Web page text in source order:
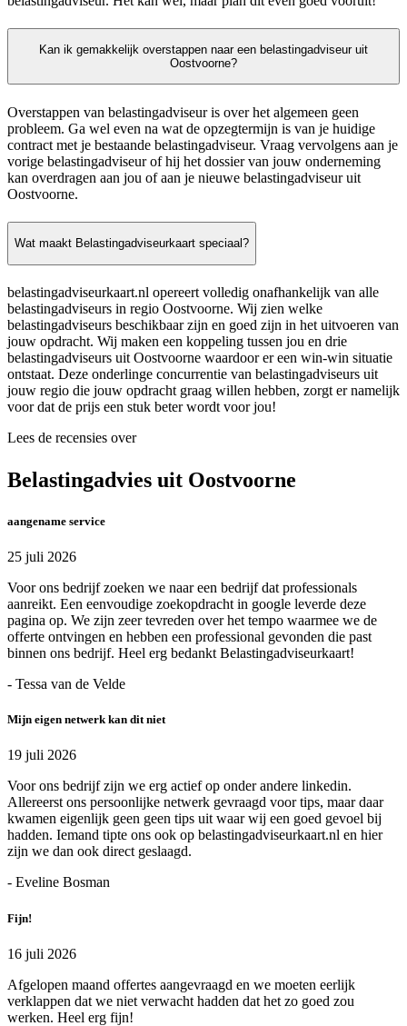
Kan ik gemakkelijk overstappen naar een belastingadviseur uit
Oostvoorne?
Overstappen van belastingadviseur is over het algemeen geen
probleem. Ga wel even na wat de opzegtermijn is van je huidige
contract met je bestaande belastingadviseur. Vraag vervolgens aan je
vorige belastingadviseur of hij het dossier van jouw onderneming
kan overdragen aan jou of aan je nieuwe belastingadviseur uit
Oostvoorne.
Wat maakt Belastingadviseurkaart speciaal?
belastingadviseurkaart.nl opereert volledig onafhankelijk van alle
belastingadviseurs in regio Oostvoorne. Wij zien welke
belastingadviseurs beschikbaar zijn en goed zijn in het uitvoeren van
jouw opdracht. Wij maken een koppeling tussen jou en drie
belastingadviseurs uit Oostvoorne waardoor er een win-win situatie
ontstaat. Deze onderlinge concurrentie van belastingadviseurs uit
jouw regio die jouw opdracht graag willen hebben, zorgt er namelijk
voor dat de prijs een stuk beter wordt voor jou!
Lees de recensies over
Belastingadvies uit Oostvoorne
aangename service
25 juli 2026
Voor ons bedrijf zoeken we naar een bedrijf dat professionals
aanreikt. Een eenvoudige zoekopdracht in google leverde deze
pagina op. We zijn zeer tevreden over het tempo waarmee we de
offerte ontvingen en hebben een professional gevonden die past
binnen ons bedrijf. Heel erg bedankt Belastingadviseurkaart!
- Tessa van de Velde
Mijn eigen netwerk kan dit niet
19 juli 2026
Voor ons bedrijf zijn we erg actief op onder andere linkedin.
Allereerst ons persoonlijke netwerk gevraagd voor tips, maar daar
kwamen eigenlijk geen geen tips uit waar wij een goed gevoel bij
hadden. Iemand tipte ons ook op belastingadviseurkaart.nl en hier
zijn we dan ook direct geslaagd.
- Eveline Bosman
Fijn!
16 juli 2026
Afgelopen maand offertes aangevraagd en we moeten eerlijk
verklappen dat we niet verwacht hadden dat het zo goed zou
werken. Heel erg fijn!